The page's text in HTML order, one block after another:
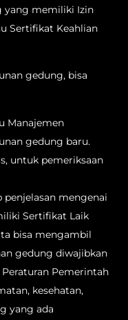
yang memiliki Izin
Sertifikat Keahlian
gedung, bisa
Manajemen
gedung baru.
untuk pemeriksaan
penjelasan mengenai
Sertifikat Laik
bisa mengambil
gedung diwajibkan
Pemerintah
kesehatan,
yang ada